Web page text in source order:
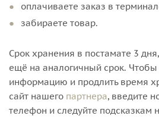
оплачиваете заказ в
забираете товар.
Срок хранения в постамате 3
ещё на аналогичный срок. Чтобы
информацию и продлить время
сайт нашего партнера, введите
телефон и следуйте подсказкам